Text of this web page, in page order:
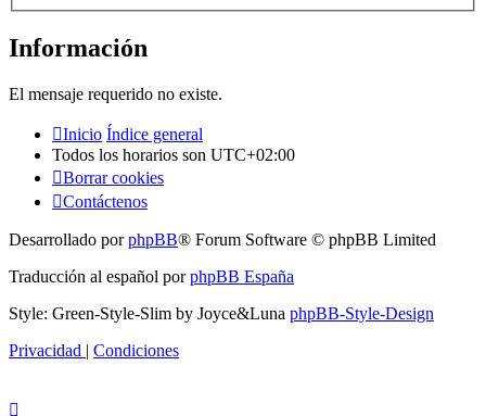
Información
El mensaje requerido no existe.
Inicio Índice general
Todos los horarios son UTC+02:00
Borrar cookies
Contáctenos
Desarrollado porphpBB® Forum Software © phpBB Limited
Traducción al español porphpBB España
Style: Green-Style-Slim by Joyce&Luna phpBB-Style-Design
Privacidad | Condiciones